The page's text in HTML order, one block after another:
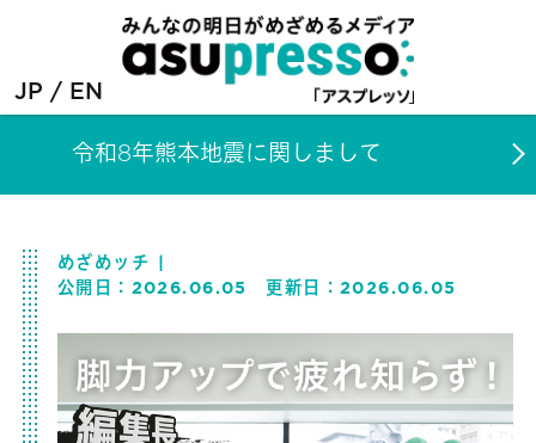
JP EN
令和8年熊本地震に関しまして
めざめッチ
公開日： 2026.06.05 更新日：2026.06.05